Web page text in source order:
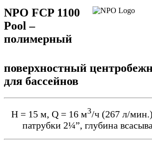
NPO FCP 1100
Pool –
полимерный
поверхностный
для бассейнов
Н = 15 м, Q = 16 м3/ч (267 л/
патрубки 2¼”, глубина